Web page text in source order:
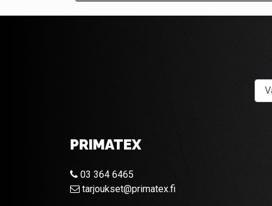
PRIMATEX
03 364 6465
tarjoukset@primatex.fi